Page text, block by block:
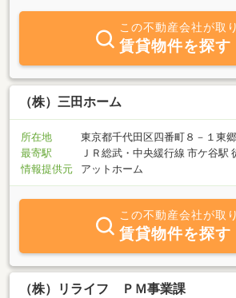
ル管理事業 迄を総合的にコンサルティングし
が見落としがちなビル竣工後のテナントの退
ム、メンテナンス、金銭の精算等の施主が面
対応をきめ 細やかに実施、管理、運営いたし
相談ください。
この不動産会社が取
賃貸物件を探す
（株）三田ホーム
所在地
東京都千代田区四番町８－１東
最寄駅
ＪＲ総武・中央緩行線 市ケ谷駅
情報提供元
アットホーム
この不動産会社が取
賃貸物件を探す
（株）リライフ ＰＭ事業課